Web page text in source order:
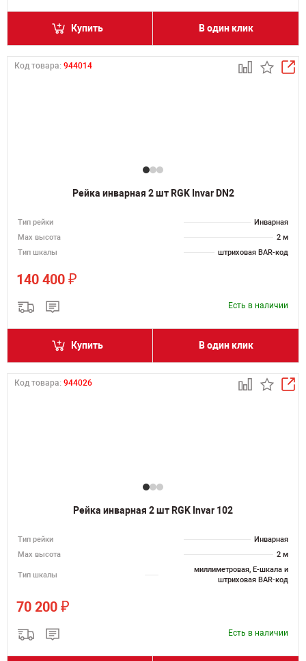
Купить В один клик
Код товара: 944014
Рейка инварная 2 шт RGK Invar DN2
Тип рейки
Инварная
Мах высота
2 м
Тип шкалы
штриховая BAR-код
140 400 ₽
Есть в наличии
Купить В один клик
Код товара: 944026
Рейка инварная 2 шт RGK Invar 102
Тип рейки
Инварная
Мах высота
2 м
Тип шкалы
миллиметровая, E-шкала и
штриховая BAR-код
70 200 ₽
Есть в наличии